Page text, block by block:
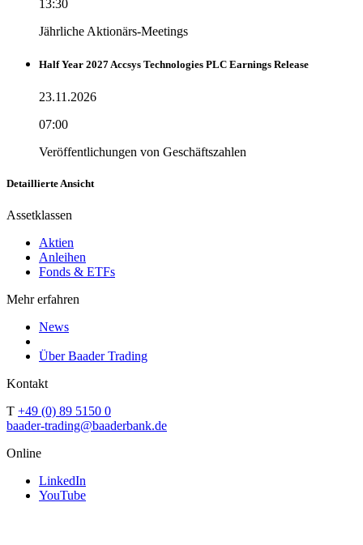
13:30
Jährliche Aktionärs-Meetings
Half Year 2027 Accsys Technologies PLC Earnings Release
23.11.2026
07:00
Veröffentlichungen von Geschäftszahlen
Detaillierte Ansicht
Assetklassen
Aktien
Anleihen
Fonds & ETFs
Mehr erfahren
News
Über Baader Trading
Kontakt
T +49 (0) 89 5150 0
baader-trading@baaderbank.de
Online
LinkedIn
YouTube